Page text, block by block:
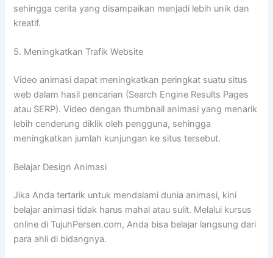
sehingga cerita yang disampaikan menjadi lebih unik dan
kreatif.
5. Meningkatkan Trafik Website
Video animasi dapat meningkatkan peringkat suatu situs
web dalam hasil pencarian (Search Engine Results Pages
atau SERP). Video dengan thumbnail animasi yang menarik
lebih cenderung diklik oleh pengguna, sehingga
meningkatkan jumlah kunjungan ke situs tersebut.
Belajar Design Animasi
Jika Anda tertarik untuk mendalami dunia animasi, kini
belajar animasi tidak harus mahal atau sulit. Melalui kursus
online di TujuhPersen.com, Anda bisa belajar langsung dari
para ahli di bidangnya.